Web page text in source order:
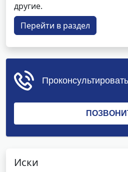
другие.
Перейти в раздел
Иски